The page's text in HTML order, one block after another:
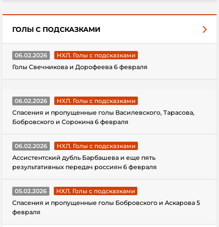
ГОЛЫ С ПОДСКАЗКАМИ
06.02.2026
НХЛ. Голы с подсказками
Голы Свечникова и Дорофеева 6 февраля
06.02.2026
НХЛ. Голы с подсказками
Спасения и пропущенные голы Василевского, Тарасова,
Бобровского и Сорокина 6 февраля
06.02.2026
НХЛ. Голы с подсказками
Ассистентский дубль Барбашева и еще пять
результативных передач россиян 6 февраля
05.02.2026
НХЛ. Голы с подсказками
Спасения и пропущенные голы Бобровского и Аскарова 5
февраля